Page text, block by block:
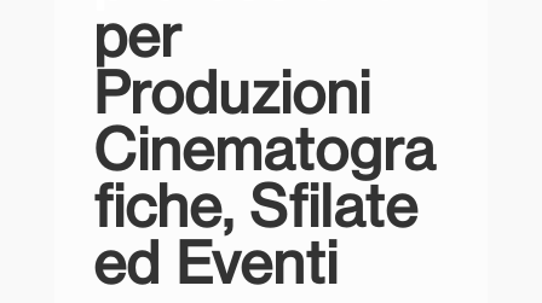
per
Produzioni
Cinematogra
fiche, Sfilate
ed Eventi